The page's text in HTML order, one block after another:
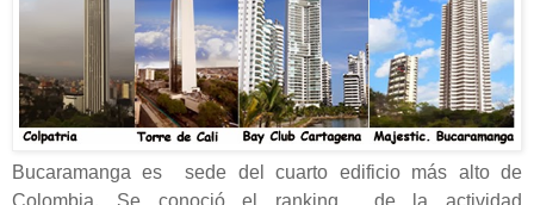
Bucaramanga es sede del cuarto edificio más alto de
Colombia. Se conoció el ranking de la actividad